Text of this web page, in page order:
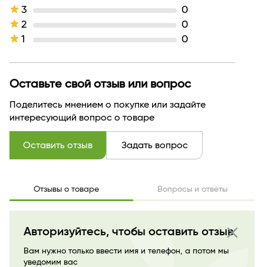
Страна бренда
3
0
2
0
1
0
Оставьте свой отзыв или вопрос
Поделитесь мнением о покупке или задайте
интересующий вопрос о товаре
Оставить отзыв Задать вопрос
Отзывы о товаре Вопросы и ответы
close
Авторизуйтесь, чтобы оставить отзыв
Вам нужно только ввести имя и телефон, а потом мы
уведомим вас